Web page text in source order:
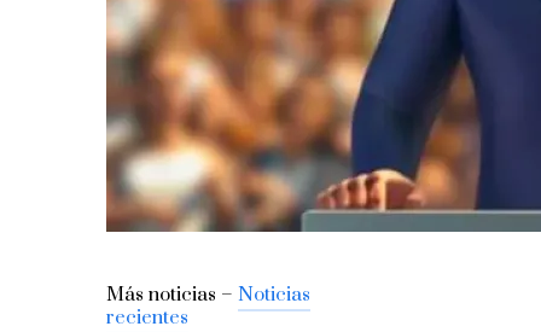
Más noticias – Noticias
recientes